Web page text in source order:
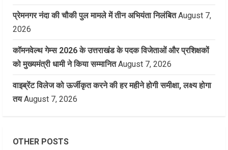
प्रेमनगर नंदा की चौकी पुल मामले में तीन अभियंता निलंबित August 7,
2026
कॉमनवेल्थ गेम्स 2026 के उत्तराखंड के पदक विजेताओं और प्रशिक्षकों
को मुख्यमंत्री धामी ने किया सम्मानित August 7, 2026
वाइब्रेंट विलेज को ऊर्जीकृत करने की हर महीने होगी समीक्षा, लक्ष्य होगा
तय August 7, 2026
OTHER POSTS